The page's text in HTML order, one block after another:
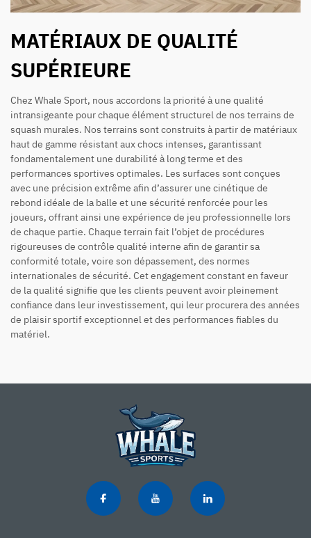
MATÉRIAUX DE QUALITÉ
SUPÉRIEURE
Chez Whale Sport, nous accordons la priorité à une qualité
intransigeante pour chaque élément structurel de nos terrains de
squash murales. Nos terrains sont construits à partir de matériaux
haut de gamme résistant aux chocs intenses, garantissant
fondamentalement une durabilité à long terme et des
performances sportives optimales. Les surfaces sont conçues
avec une précision extrême afin d’assurer une cinétique de
rebond idéale de la balle et une sécurité renforcée pour les
joueurs, offrant ainsi une expérience de jeu professionnelle lors
de chaque partie. Chaque terrain fait l’objet de procédures
rigoureuses de contrôle qualité interne afin de garantir sa
conformité totale, voire son dépassement, des normes
internationales de sécurité. Cet engagement constant en faveur
de la qualité signifie que les clients peuvent avoir pleinement
confiance dans leur investissement, qui leur procurera des années
de plaisir sportif exceptionnel et des performances fiables du
matériel.